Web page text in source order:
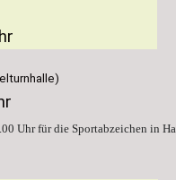
Uhr für die Sportabzeichen in